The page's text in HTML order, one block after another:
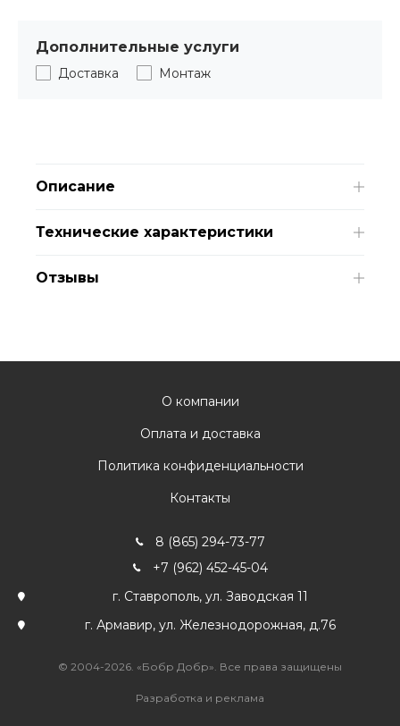
Дополнительные услуги
Доставка Монтаж
Описание
Технические характеристики
Отзывы
О компании
Оплата и доставка
Политика конфиденциальности
Контакты
8 (865) 294-73-77
+7 (962) 452-45-04
г. Ставрополь, ул. Заводская 11
г. Армавир, ул. Железнодорожная, д.76
© 2004-2026. «Бобр Добр». Все права защищены
Разработка и реклама